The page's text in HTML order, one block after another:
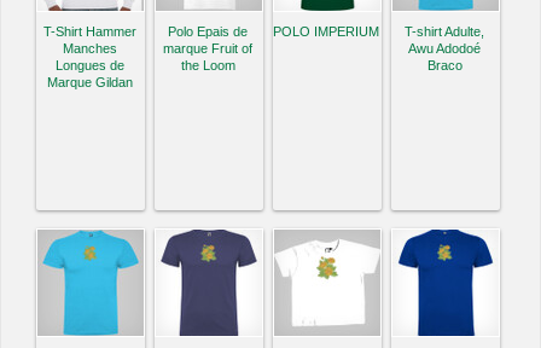
T-Shirt Hammer
Manches
Longues de
Marque Gildan
Polo Epais de
marque Fruit of
the Loom
POLO IMPERIUM
T-shirt Adulte,
Awu Adodoé
Braco